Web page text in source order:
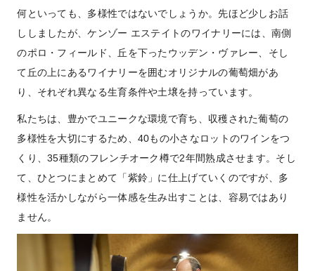
何といっても、多様性ではないでしょうか。先ほど少しお話
ししましたが、ケンゾー エステイトのワイナリーには、南側
のポロ・フィールド、丘を下ったウッデン・ヴァレー、そし
て丘の上にあるワイナリーを囲むオリジナルの葡萄畑があ
り、それぞれ異なる生育条件や土壌を持っています。
私たちは、豊かでユニークな環境で育ち、収穫された葡萄の
多様性を大切にするため、40もの小さなロットのワインをつ
くり、35種類のフレンチオーク樽で2年間熟成させます。そし
て、ひとつにまとめて「紫鈴」に仕上げていくのですが、多
様性を活かしながら一体感を生み出すことは、容易ではあり
ません。